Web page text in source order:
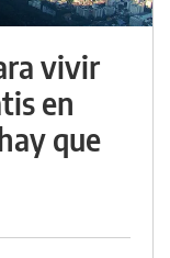
vivir
en
que